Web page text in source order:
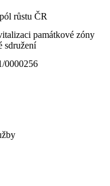
růstu ČR
památkové zóny
sdružení
0000256